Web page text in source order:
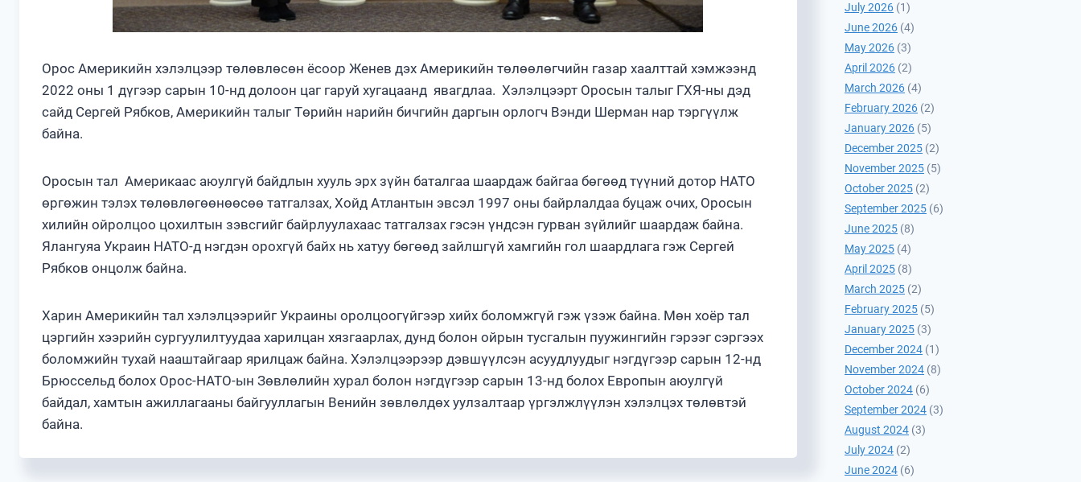
Орос Америкийн хэлэлцээр төлөвлөсөн ёсоор Женев дэх Америкийн төлөөлөгчийн газар хаалттай хэмжээнд
2022 оны 1 дүгээр сарын 10-нд долоон цаг гаруй хугацаанд явагдлаа. Хэлэлцээрт Оросын талыг ГХЯ-ны дэд
сайд Сергей Рябков, Америкийн талыг Төрийн нарийн бичгийн даргын орлогч Вэнди Шерман нар тэргүүлж
байна.
Оросын тал Америкаас аюулгүй байдлын хууль эрх зүйн баталгаа шаардаж байгаа бөгөөд түүний дотор НАТО
өргөжин тэлэх төлөвлөгөөнөөсөө татгалзах, Хойд Атлантын эвсэл 1997 оны байрлалдаа буцаж очих, Оросын
хилийн ойролцоо цохилтын зэвсгийг байрлуулахаас татгалзах гэсэн үндсэн гурван зүйлийг шаардаж байна.
Ялангуяа Украин НАТО-д нэгдэн орохгүй байх нь хатуу бөгөөд зайлшгүй хамгийн гол шаардлага гэж Сергей
Рябков онцолж байна.
Харин Америкийн тал хэлэлцээрийг Украины оролцоогүйгээр хийх боломжгүй гэж үзэж байна. Мөн хоёр тал
цэргийн хээрийн сургуулилтуудаа харилцан хязгаарлах, дунд болон ойрын тусгалын пуужингийн гэрээг сэргээх
боломжийн тухай нааштайгаар ярилцаж байна. Хэлэлцээрээр дэвшүүлсэн асуудлуудыг нэгдүгээр сарын 12-нд
Брюссельд болох Орос-НАТО-ын Зөвлөлийн хурал болон нэгдүгээр сарын 13-нд болох Европын аюулгүй
байдал, хамтын ажиллагааны байгууллагын Венийн зөвлөлдөх уулзалтаар үргэлжлүүлэн хэлэлцэх төлөвтэй
байна.
July 2026 (1)
June 2026 (4)
May 2026 (3)
April 2026 (2)
March 2026 (4)
February 2026 (2)
January 2026 (5)
December 2025 (2)
November 2025 (5)
October 2025 (2)
September 2025 (6)
June 2025 (8)
May 2025 (4)
April 2025 (8)
March 2025 (2)
February 2025 (5)
January 2025 (3)
December 2024 (1)
November 2024 (8)
October 2024 (6)
September 2024 (3)
August 2024 (3)
July 2024 (2)
June 2024 (6)